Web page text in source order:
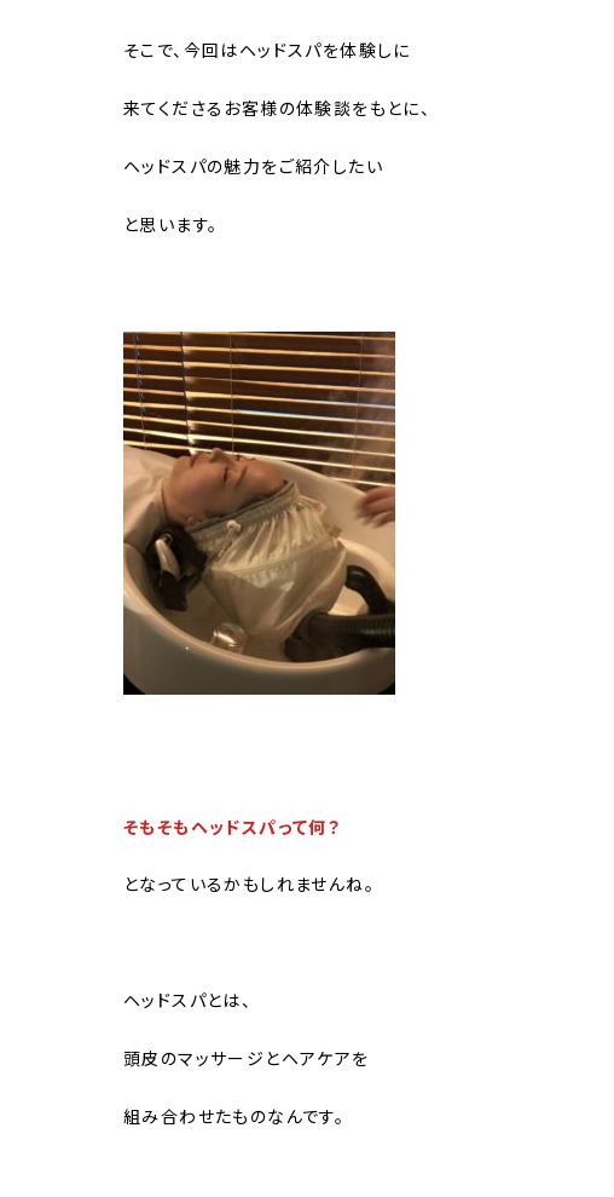
そこで、今回はヘッドスパを体験しに
来てくださるお客様の体験談をもとに、
ヘッドスパの魅力をご紹介したい
と思います。
そもそもヘッドスパって何？
となっているかもしれませんね。
ヘッドスパとは、
頭皮のマッサージとヘアケアを
組み合わせたものなんです。